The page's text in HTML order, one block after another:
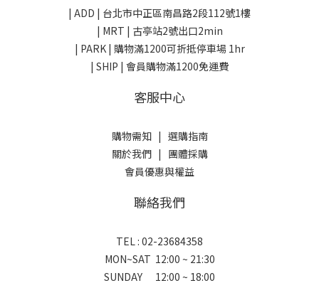
| ADD | 台北市中正區南昌路2段112號1樓
| MRT | 古亭站2號出口2min
| PARK | 購物滿1200可折抵停車場 1hr
| SHIP | 會員購物滿1200免運費
客服中心
購物需知| 選購指南
關於我們| 團體採購
會員優惠與權益
聯絡我們
TEL : 02-23684358
MON~SAT 12:00 ~ 21:30
SUNDAY 12:00 ~ 18:00